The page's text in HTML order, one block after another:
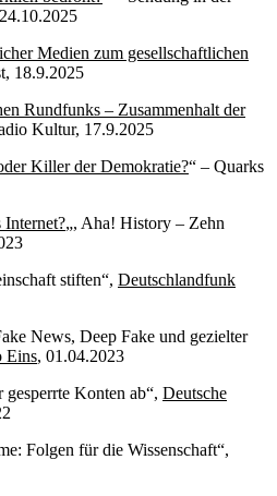
Medien zum gesellschaftlichen
18.9.2025
Rundfunks – Zusammenhalt der
Kultur, 17.9.2025
Killer der Demokratie?“ – Quarks
Internet?„, Aha! History – Zehn
stiften“, Deutschlandfunk
News, Deep Fake und gezielter
Eins, 01.04.2023
Konten ab“, Deutsche
Folgen für die Wissenschaft“,